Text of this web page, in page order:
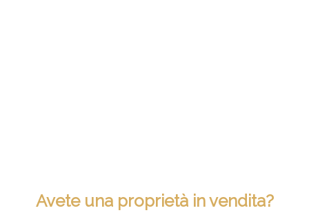
Avete una proprietà in vendita?